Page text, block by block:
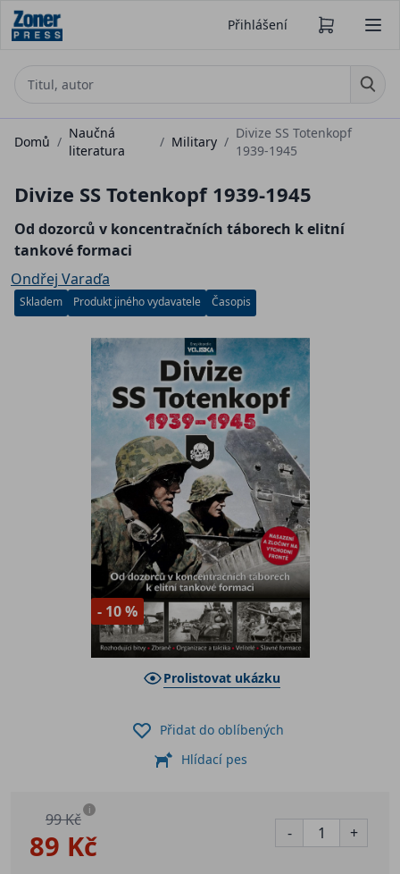
Přihlášení
Domů /
Naučná
literatura
/ Military /
Divize SS Totenkopf
1939-1945
Divize SS Totenkopf 1939-1945
Od dozorců v koncentračních táborech k elitní
tankové formaci
Ondřej Varaďa
Skladem Produkt jiného vydavatele Časopis
- 10 %
Prolistovat ukázku
89 Kč
99 Kč i
- +
Přidat do oblíbených
Hlídací pes